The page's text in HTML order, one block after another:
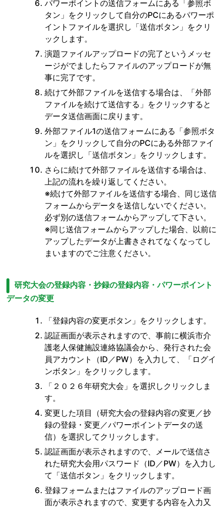
パワーポイントの送信フォームにある「参照ボ
タン」をクリックして自分のPCにあるパワーポ
イントファイルを選択し「送信ボタン」をクリ
ックします。
演題ファイルアップロードの完了というメッセ
ージがでましたらファイルのアップロードが無
事に完了です。
続けて外部ファイルを送信する場合は、「外部
ファイルを続けて送信する」をクリックすると
データ送信画面に戻ります。
外部ファイル1の送信フォームにある「参照ボタ
ン」をクリックして自分のPCにある外部ファイ
ルを選択し「送信ボタン」をクリックします。
さらに続けて外部ファイルを送信する場合は、
上記の流れを繰り返してください。
※続けて外部ファイルを送信する場合、同じ送信
フォームからデータを送信しないでください。
必ず別の送信フォームからアップして下さい。
※同じ送信フォームからアップした場合、以前に
アップしたデータが上書きされてなくなってし
まいますのでご注意ください。
研究大会の登録内容・抄録の登録内容・パワーポイント
データの変更
「登録内容の変更ボタン」をクリックします。
認証画面が表示されますので、事前に横浜市介
護老人保健施設連絡協議会から、発行された会
員アカウント（ID／PW）を入力して、「ログイ
ンボタン」をクリックします。
「２０２６年研究大会」を選択しクリックしま
す。
変更した項目（研究大会の登録内容の変更／抄
録の登録・変更／パワーポイントデータの送
信）を選択してクリックします。
認証画面が表示されますので、メールで送信さ
れた研究大会用パスワード（ID／PW）を入力し
て「送信ボタン」をクリックします。
登録フォームまたはファイルのアップロード画
面が表示されますので、変更する内容を入力又